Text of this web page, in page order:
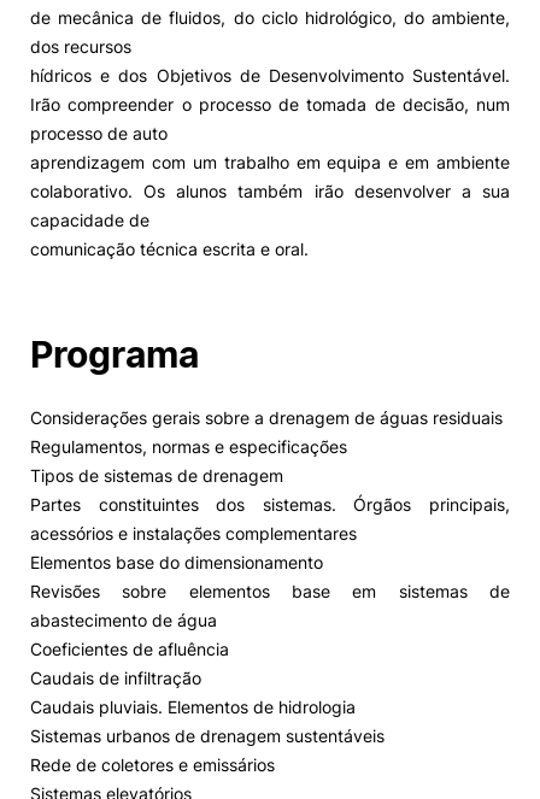
de mecânica de fluidos, do ciclo hidrológico, do ambiente,
dos recursos
hídricos e dos Objetivos de Desenvolvimento Sustentável.
Irão compreender o processo de tomada de decisão, num
processo de auto
aprendizagem com um trabalho em equipa e em ambiente
colaborativo. Os alunos também irão desenvolver a sua
capacidade de
comunicação técnica escrita e oral.
Programa
Considerações gerais sobre a drenagem de águas residuais
Regulamentos, normas e especificações
Tipos de sistemas de drenagem
Partes constituintes dos sistemas. Órgãos principais,
acessórios e instalações complementares
Elementos base do dimensionamento
Revisões sobre elementos base em sistemas de
abastecimento de água
Coeficientes de afluência
Caudais de infiltração
Caudais pluviais. Elementos de hidrologia
Sistemas urbanos de drenagem sustentáveis
Rede de coletores e emissários
Sistemas elevatórios